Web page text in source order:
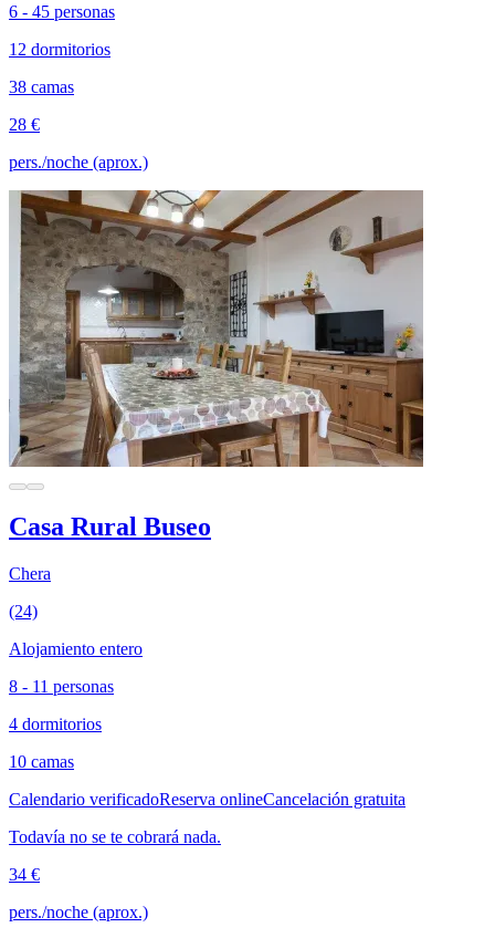
6 - 45 personas
12 dormitorios
38 camas
28 €
pers./noche (aprox.)
Casa Rural Buseo
Chera
(24)
Alojamiento entero
8 - 11 personas
4 dormitorios
10 camas
Calendario verificadoReserva onlineCancelación gratuita
Todavía no se te cobrará nada.
34 €
pers./noche (aprox.)